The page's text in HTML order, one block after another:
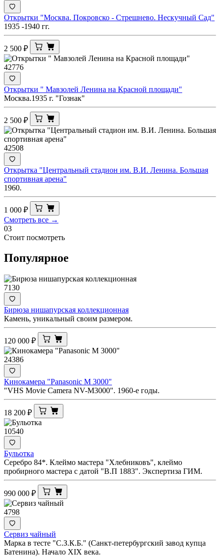
Открытки "Москва. Покровско - Стрешнево. Нескучный Сад"
1935 -1940 гг.
2 500 ₽
42776
Открытки " Мавзолей Ленина на Красной площади"
Москва.1935 г. "Гознак"
2 500 ₽
42508
Открытка "Центральный стадион им. В.И. Ленина. Большая
спортивная арена"
1960.
1 000 ₽
Смотреть все →
03
Стоит посмотреть
Популярное
7130
Бирюза нишапурская коллекционная
Камень, уникальный своим размером.
120 000 ₽
24386
Кинокамера "Panasonic M 3000"
"VHS Movie Camera NV-M3000". 1960-е годы.
18 200 ₽
10540
Бульотка
Серебро 84*. Клеймо мастера "Хлебниковъ", клеймо
пробирного мастера с датой "В.П 1883". Экспертиза ГИМ.
990 000 ₽
4798
Сервиз чайный
Марка в тесте "С.З.К.Б." (Санкт-петербургский завод купца
Батенина). Начало XIX века.